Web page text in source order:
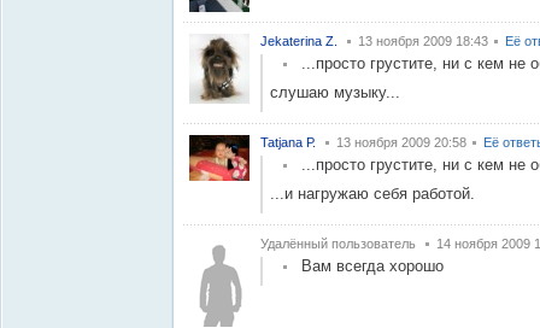
Jekaterina Z. 13 ноября 2009 18:43 Её
...просто грустите, ни с кем не
слушаю музыку...
Tatjana Р. 13 ноября 2009 20:58 Её
...просто грустите, ни с кем не
...и нагружаю себя работой.
Удалённый пользователь 14 ноября 2009
Вам всегда хорошо